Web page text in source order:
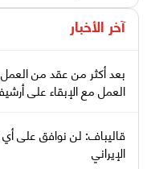
آخر الأخبار
بعد أكثر من عقد من
العمل مع الإبقاء على
قاليباف: لن نوافق على
الإيراني